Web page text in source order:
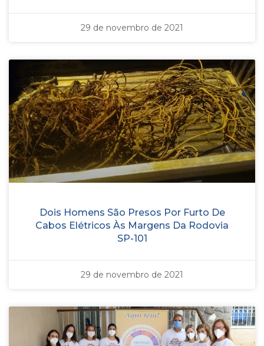
29 de novembro de 2021
Dois Homens São Presos Por Furto De
Cabos Elétricos Às Margens Da Rodovia
SP-101
29 de novembro de 2021